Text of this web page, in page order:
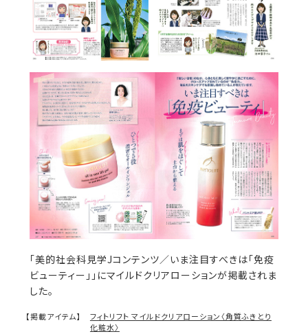
「美的社会科見学Jコンテンツ／いま注目すべきは「免疫
ビューティー」」にマイルドクリアローションが掲載されま
した。
【掲載アイテム】
フィトリフト マイルドクリアローション〈角質ふきとり
化粧水〉